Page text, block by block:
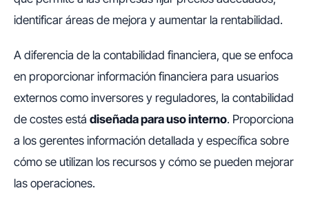
identificar áreas de mejora y aumentar la rentabilidad.
A diferencia de la contabilidad financiera, que se enfoca
en proporcionar información financiera para usuarios
externos como inversores y reguladores, la contabilidad
de costes está diseñada para uso interno. Proporciona
a los gerentes información detallada y específica sobre
cómo se utilizan los recursos y cómo se pueden mejorar
las operaciones.